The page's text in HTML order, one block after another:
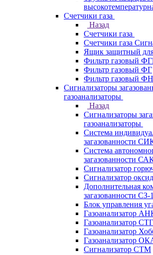
Счетчики газа
Назад
Счетчики газа
Счетчики газа
Ящик защитный для
Фильтр газовый
Фильтр газовый ФГ
Фильтр газовый ФН
Сигнализаторы
газоанализаторы
Назад
Сигнализаторы
газоанализаторы
Система
загазованности
Система
загазованности
Сигнализатор
Сигнализатор
Дополнительная
загазованности
Блок управления
Газоанализатор
Газоанализатор СТГ
Газоанализатор
Газоанализатор
Сигнализатор СТМ